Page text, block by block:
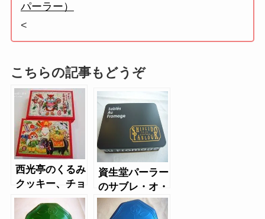
パーラー）
<
こちらの記事もどうぞ
西光亭のくるみ
クッキー、チョ
コマカダミアク
ッキー（正月）
資生堂パーラー
のサブレ・オ・
フロマージュ